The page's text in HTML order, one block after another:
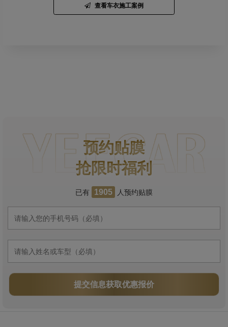
查看车衣施工案例
预约贴膜
抢限时福利
已有 1905 人预约贴膜
提交信息获取优惠报价